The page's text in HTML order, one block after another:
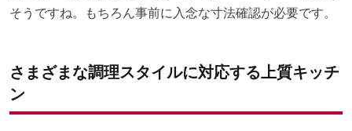
そうですね。もちろん事前に入念な寸法確認が必要です。
さまざまな調理スタイルに対応する上質キッチ
ン